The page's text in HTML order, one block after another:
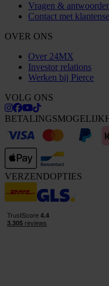
Vragen &
Contact met
OVER ONS
Over 24MX
Investor relations
Werken bij Pierce
VOLG ONS
VERZENDOPTIES